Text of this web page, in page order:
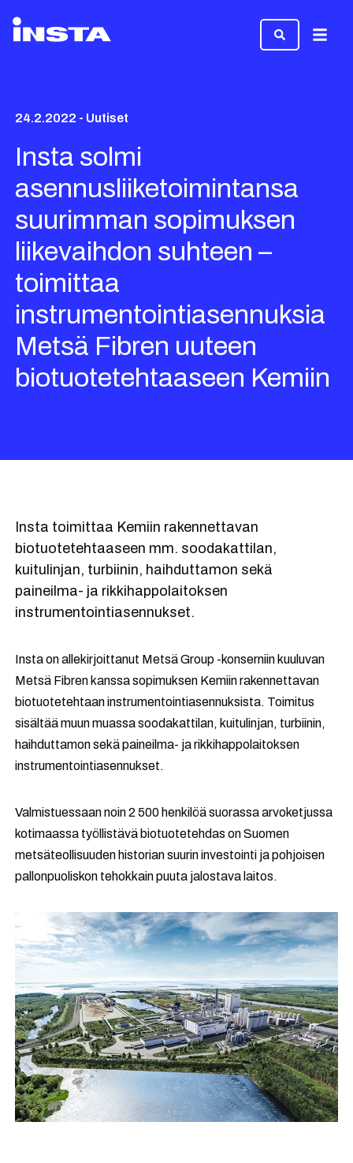
24.2.2022 - Uutiset
Insta solmi
asennusliiketoimintansa
suurimman sopimuksen
liikevaihdon suhteen –
toimittaa
instrumentointiasennuksia
Metsä Fibren uuteen
biotuotetehtaaseen Kemiin
Insta toimittaa Kemiin rakennettavan
biotuotetehtaaseen mm. soodakattilan,
kuitulinjan, turbiinin, haihduttamon sekä
paineilma- ja rikkihappolaitoksen
instrumentointiasennukset.
Insta on allekirjoittanut Metsä Group -konserniin kuuluvan
Metsä Fibren kanssa sopimuksen Kemiin rakennettavan
biotuotetehtaan instrumentointiasennuksista. Toimitus
sisältää muun muassa soodakattilan, kuitulinjan, turbiinin,
haihduttamon sekä paineilma- ja rikkihappolaitoksen
instrumentointiasennukset.
Valmistuessaan noin 2 500 henkilöä suorassa arvoketjussa
kotimaassa työllistävä biotuotetehdas on Suomen
metsäteollisuuden historian suurin investointi ja pohjoisen
pallonpuoliskon tehokkain puuta jalostava laitos.